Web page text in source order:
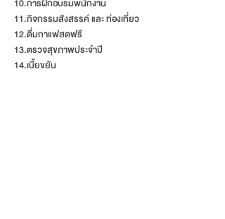
10.การฝึกอบรมพนักงาน
11.กิจกรรมสังสรรค์ และ ท่องเที่ยว
12.ดื่มกาแฟสดฟรี
13.ตรวจสุขภาพประจำปี
14.เบี้ยขยัน